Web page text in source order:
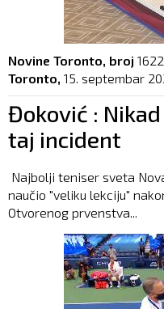
Novine Toronto, broj 1622
Toronto, 15. septembar
Đoković :
taj incident
Najbolji teniser sveta
naučio "veliku lekciju"
Otvorenog prvenstva...